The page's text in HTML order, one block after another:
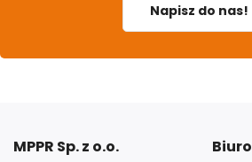
Napisz do nas!
MPPR Sp. z o.o. Biuro